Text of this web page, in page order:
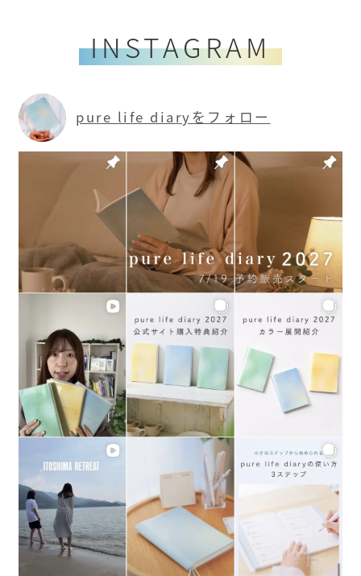
INSTAGRAM
pure life diaryをフォロー